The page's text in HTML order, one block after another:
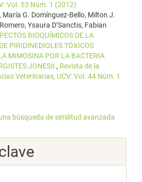
Vol. 53 Núm. 1 (2012)
María G. Domínguez-Bello, Milton J.
Ysaura D’Sanctis, Fabian
BIOQUÍMICOS DE LA
PIRIDINEDIOLES TÓXICOS
MIMOSINA POR LA BACTERIA
JONESII , Revista de la
Veterinarias, UCV: Vol. 44 Núm. 1
búsqueda de similitud avanzada